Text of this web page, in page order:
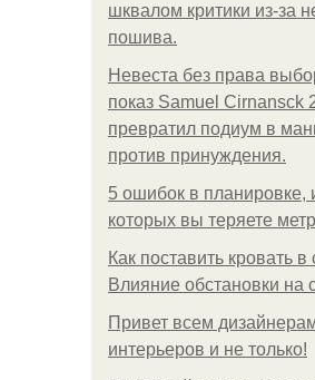
шквалом критики из-за
пошива.
Невеста без права
показ Samuel Cirnansck
превратил подиум в
против принуждения.
5 ошибок в планировке,
которых вы теряете
Как поставить кровать в
Влияние обстановки на
Привет всем
интерьеров и не только!